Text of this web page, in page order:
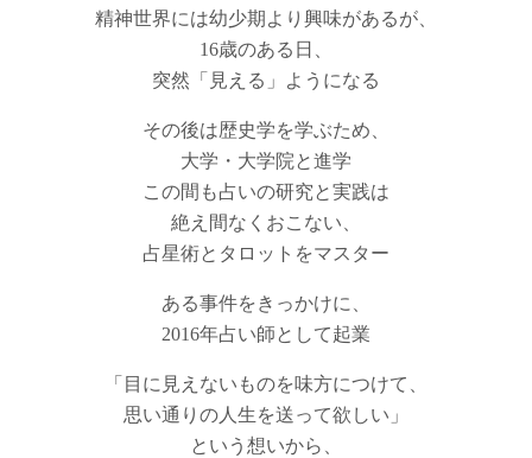
精神世界には幼少期より興味があるが、
16歳のある日、
突然「見える」ようになる
その後は歴史学を学ぶため、
大学・大学院と進学
この間も占いの研究と実践は
絶え間なくおこない、
占星術とタロットをマスター
ある事件をきっかけに、
2016年占い師として起業
「目に見えないものを味方につけて、
思い通りの人生を送って欲しい」
という想いから、